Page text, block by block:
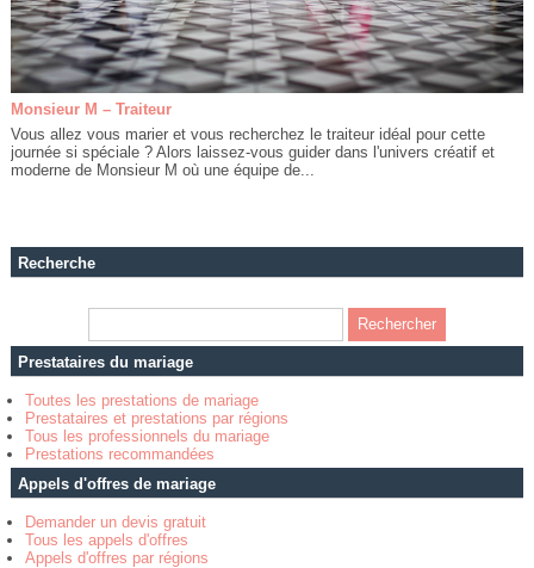
Monsieur M – Traiteur
Vous allez vous marier et vous recherchez le traiteur idéal pour cette
journée si spéciale ? Alors laissez-vous guider dans l'univers créatif et
moderne de Monsieur M où une équipe de...
Recherche
Prestataires du mariage
Toutes les prestations de mariage
Prestataires et prestations par régions
Tous les professionnels du mariage
Prestations recommandées
Appels d'offres de mariage
Demander un devis gratuit
Tous les appels d'offres
Appels d'offres par régions